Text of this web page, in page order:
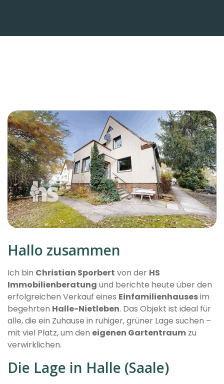
Hallo zusammen
Ich bin Christian Sporbert von der HS
Immobilienberatung und berichte heute über den
erfolgreichen Verkauf eines Einfamilienhausesim
begehrten Halle-Nietleben. Das Objekt ist ideal für
alle, die ein Zuhause in ruhiger, grüner Lage suchen –
mit viel Platz, um den eigenen Gartentraum zu
verwirklichen.
Die Lage in Halle (Saale)